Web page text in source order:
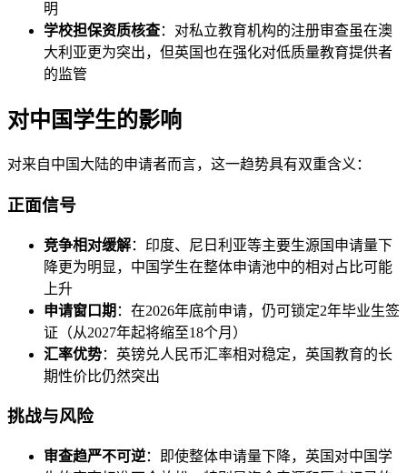
明
学校担保资质核查：对私立教育机构的注册审查虽在澳
大利亚更为突出，但英国也在强化对低质量教育提供者
的监管
对中国学生的影响
对来自中国大陆的申请者而言，这一趋势具有双重含义：
正面信号
竞争相对缓解：印度、尼日利亚等主要生源国申请量下
降更为明显，中国学生在整体申请池中的相对占比可能
上升
申请窗口期 ：在2026年底前申请，仍可锁定2年毕业生签
证（从2027年起将缩至18个月）
汇率优势：英镑兑人民币汇率相对稳定，英国教育的长
期性价比仍然突出
挑战与风险
审查趋严不可逆：即使整体申请量下降，英国对中国学